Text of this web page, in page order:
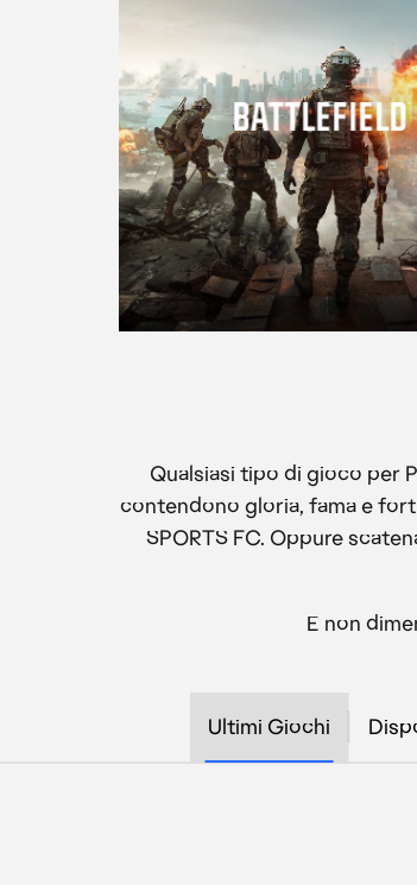
Qualsiasi tipo di gioco per
contendono gloria, fama e
SPORTS FC. Oppure
E non
Ultimi Giochi